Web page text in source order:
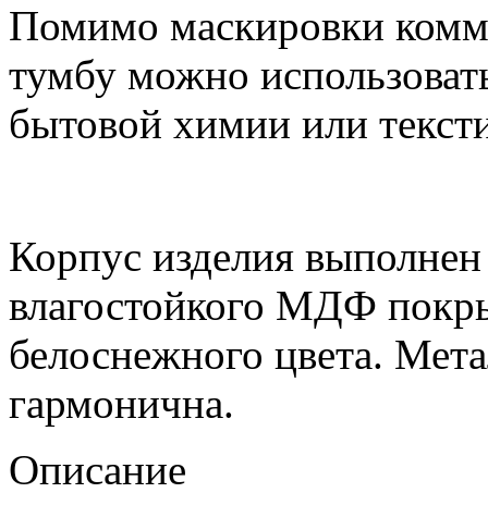
Помимо маскировки
тумбу можно
бытовой химии или
Корпус изделия
влагостойкого МДФ
белоснежного цвета.
гармонична.
Описание